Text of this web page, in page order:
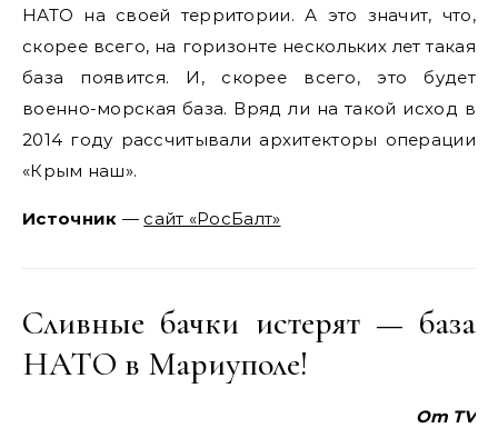
НАТО на своей территории. А это значит, что,
скорее всего, на горизонте нескольких лет такая
база появится. И, скорее всего, это будет
военно-морская база. Вряд ли на такой исход в
2014 году рассчитывали архитекторы операции
«Крым наш».
Источник — сайт «РосБалт»
Сливные бачки истерят — база
НАТО в Мариуполе!
Om TV